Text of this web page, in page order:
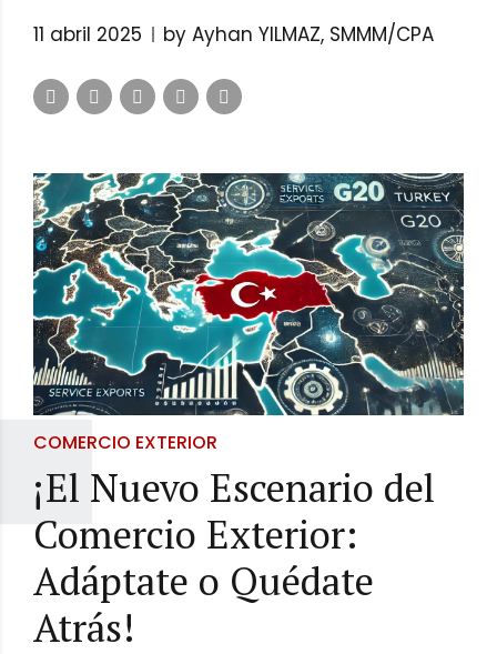
11 abril 2025 by Ayhan YILMAZ, SMMM/CPA
COMERCIO EXTERIOR
¡El Nuevo Escenario del
Comercio Exterior:
Adáptate o Quédate
Atrás!